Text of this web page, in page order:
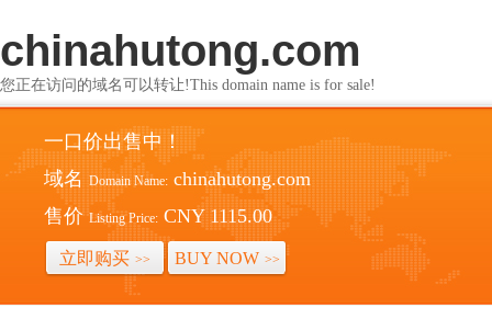
chinahutong.com
您正在访问的域名可以转让!This domain name is for sale!
一口价出售中！
域名 Domain Name: chinahutong.com
售价 Listing Price: CNY 1115.00
立即购买 >> BUY NOW >>